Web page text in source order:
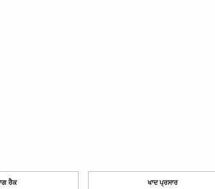
ਰੈਕ ਖਾਦ ਪ੍ਰਸਾਰ